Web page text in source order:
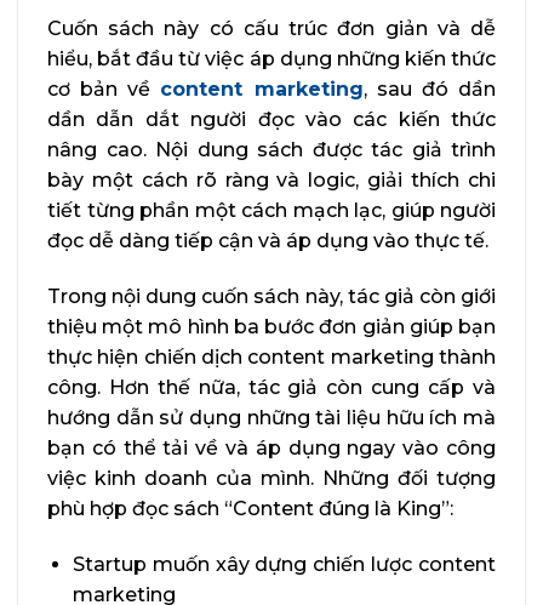
Cuốn sách này có cấu trúc đơn giản và dễ
hiểu, bắt đầu từ việc áp dụng những kiến thức
cơ bản về content marketing, sau đó dần
dần dẫn dắt người đọc vào các kiến thức
nâng cao. Nội dung sách được tác giả trình
bày một cách rõ ràng và logic, giải thích chi
tiết từng phần một cách mạch lạc, giúp người
đọc dễ dàng tiếp cận và áp dụng vào thực tế.
Trong nội dung cuốn sách này, tác giả còn giới
thiệu một mô hình ba bước đơn giản giúp bạn
thực hiện chiến dịch content marketing thành
công. Hơn thế nữa, tác giả còn cung cấp và
hướng dẫn sử dụng những tài liệu hữu ích mà
bạn có thể tải về và áp dụng ngay vào công
việc kinh doanh của mình. Những đối tượng
phù hợp đọc sách “Content đúng là King”:
Startup muốn xây dựng chiến lược content
marketing